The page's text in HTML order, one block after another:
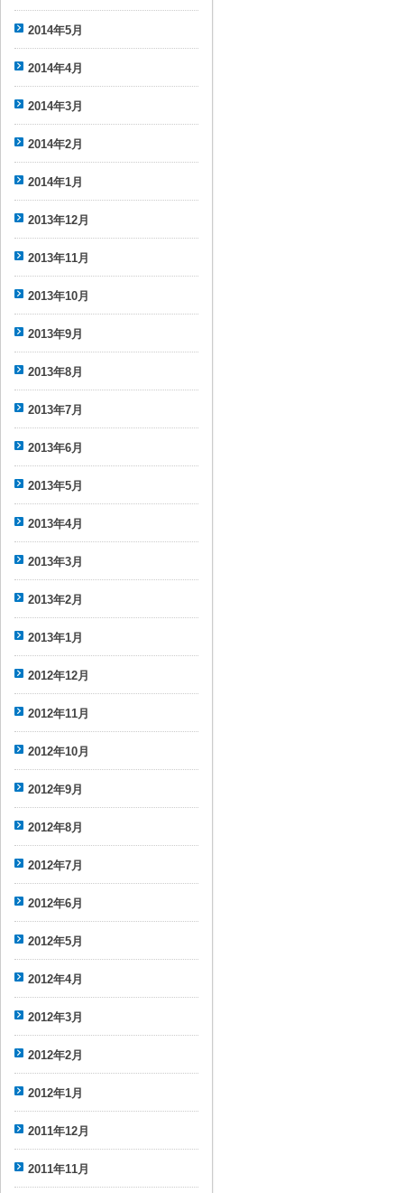
2014年5月
2014年4月
2014年3月
2014年2月
2014年1月
2013年12月
2013年11月
2013年10月
2013年9月
2013年8月
2013年7月
2013年6月
2013年5月
2013年4月
2013年3月
2013年2月
2013年1月
2012年12月
2012年11月
2012年10月
2012年9月
2012年8月
2012年7月
2012年6月
2012年5月
2012年4月
2012年3月
2012年2月
2012年1月
2011年12月
2011年11月